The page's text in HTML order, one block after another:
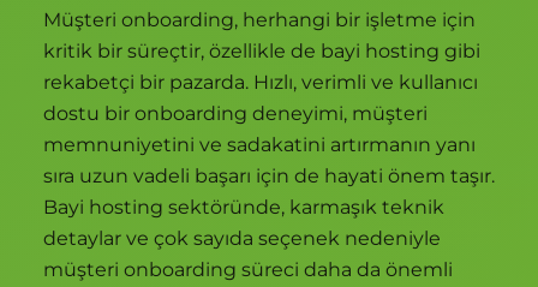
Müşteri onboarding, herhangi bir işletme için
kritik bir süreçtir, özellikle de bayi hosting gibi
rekabetçi bir pazarda. Hızlı, verimli ve kullanıcı
dostu bir onboarding deneyimi, müşteri
memnuniyetini ve sadakatini artırmanın yanı
sıra uzun vadeli başarı için de hayati önem taşır.
Bayi hosting sektöründe, karmaşık teknik
detaylar ve çok sayıda seçenek nedeniyle
müşteri onboarding süreci daha da önemli